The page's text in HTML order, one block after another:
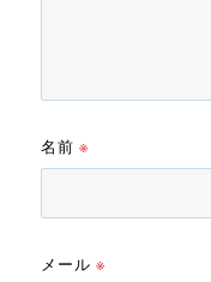
名前※
メール※